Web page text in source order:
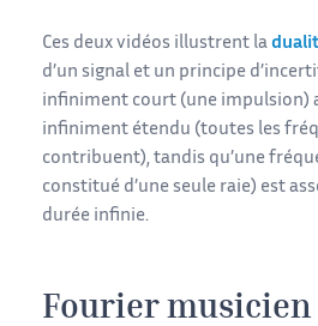
Ces deux vidéos illustrent la
d’un signal et un principe
infiniment court (une impulsion)
infiniment étendu (toutes les
contribuent), tandis qu’une
constitué d’une seule raie) est
durée infinie.
Fourier musicien